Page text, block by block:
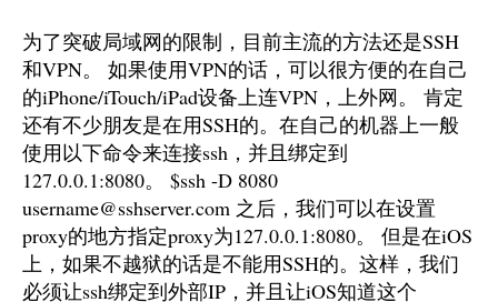
为了突破局域网的限制，目前主流的方法还是SSH
和VPN。 如果使用VPN的话，可以很方便的在自己
的iPhone/iTouch/iPad设备上连VPN，上外网。 肯定
还有不少朋友是在用SSH的。在自己的机器上一般
使用以下命令来连接ssh，并且绑定到
127.0.0.1:8080。 $ssh -D 8080
username@sshserver.com 之后，我们可以在设置
proxy的地方指定proxy为127.0.0.1:8080。 但是在iOS
上，如果不越狱的话是不能用SSH的。这样，我们
必须让ssh绑定到外部IP，并且让iOS知道这个